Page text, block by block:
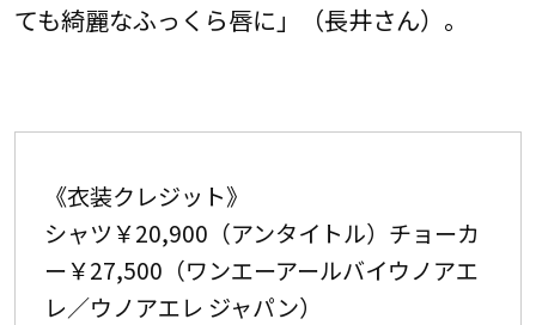
ても綺麗なふっくら唇に」（長井さん）。
《衣装クレジット》
シャツ￥20,900（アンタイトル）チョーカ
ー￥27,500（ワンエーアールバイウノアエ
レ／ウノアエレ ジャパン）